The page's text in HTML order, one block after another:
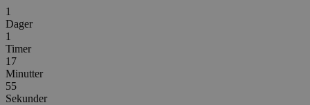
1
Dager
1
Timer
17
Minutter
55
Sekunder